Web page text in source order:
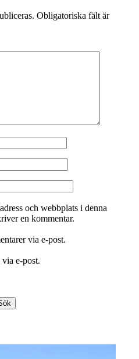
Obligatoriska fält är
och webbplats i denna
en kommentar.
via e-post.
e-post.